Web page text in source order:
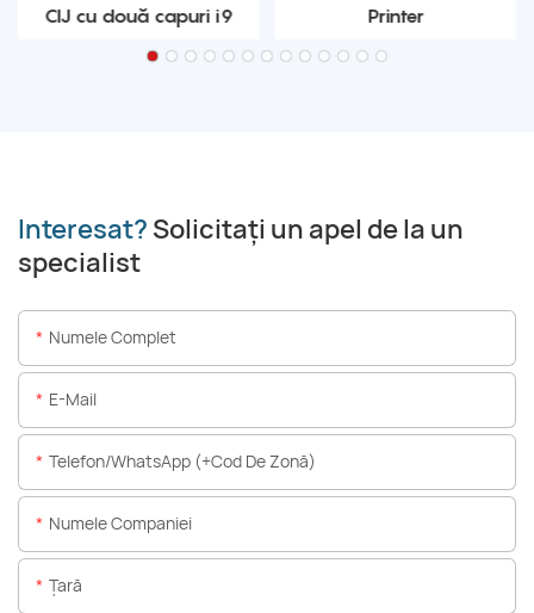
CIJ cu două capuri i9
Printer
Interesat? Solicitați un apel de la un
specialist
Numele Complet
E-Mail
Telefon/WhatsApp (+Cod De Zonă)
Numele Companiei
Ţară